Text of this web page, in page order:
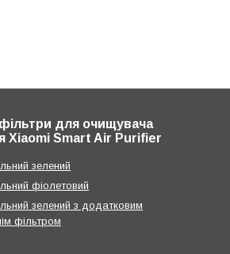
фільтри для очищувача
Xiaomi Smart Air Purifier
зелений
фіолетовий
зелений з додатковим
фільтром